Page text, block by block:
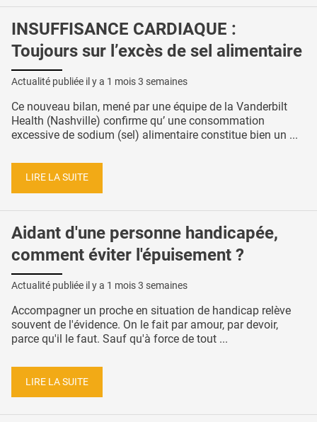
INSUFFISANCE CARDIAQUE :
Toujours sur l’excès de sel alimentaire
Actualité publiée il y a 1 mois 3 semaines
Ce nouveau bilan, mené par une équipe de la Vanderbilt
Health (Nashville) confirme qu’ une consommation
excessive de sodium (sel) alimentaire constitue bien un ...
LIRE LA SUITE
Aidant d'une personne handicapée,
comment éviter l'épuisement ?
Actualité publiée il y a 1 mois 3 semaines
Accompagner un proche en situation de handicap relève
souvent de l'évidence. On le fait par amour, par devoir,
parce qu'il le faut. Sauf qu'à force de tout ...
LIRE LA SUITE